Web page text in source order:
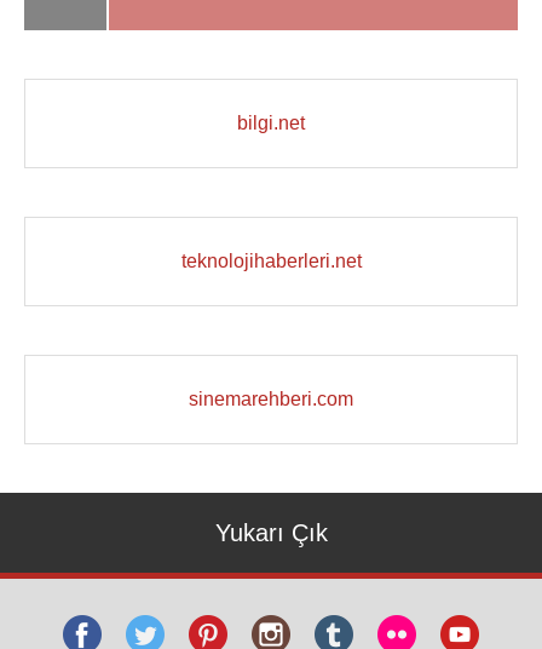
bilgi.net
teknolojihaberleri.net
sinemarehberi.com
Yukarı Çık